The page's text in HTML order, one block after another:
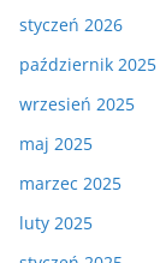
styczeń 2026
październik 2025
wrzesień 2025
maj 2025
marzec 2025
luty 2025